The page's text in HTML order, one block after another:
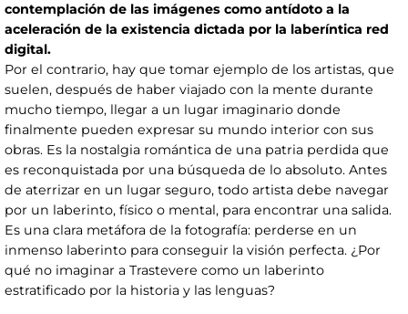
contemplación de las imágenes como antídoto a la
aceleración de la existencia dictada por la laberíntica red
digital.
Por el contrario, hay que tomar ejemplo de los artistas, que
suelen, después de haber viajado con la mente durante
mucho tiempo, llegar a un lugar imaginario donde
finalmente pueden expresar su mundo interior con sus
obras. Es la nostalgia romántica de una patria perdida que
es reconquistada por una búsqueda de lo absoluto. Antes
de aterrizar en un lugar seguro, todo artista debe navegar
por un laberinto, físico o mental, para encontrar una salida.
Es una clara metáfora de la fotografía: perderse en un
inmenso laberinto para conseguir la visión perfecta. ¿Por
qué no imaginar a Trastevere como un laberinto
estratificado por la historia y las lenguas?